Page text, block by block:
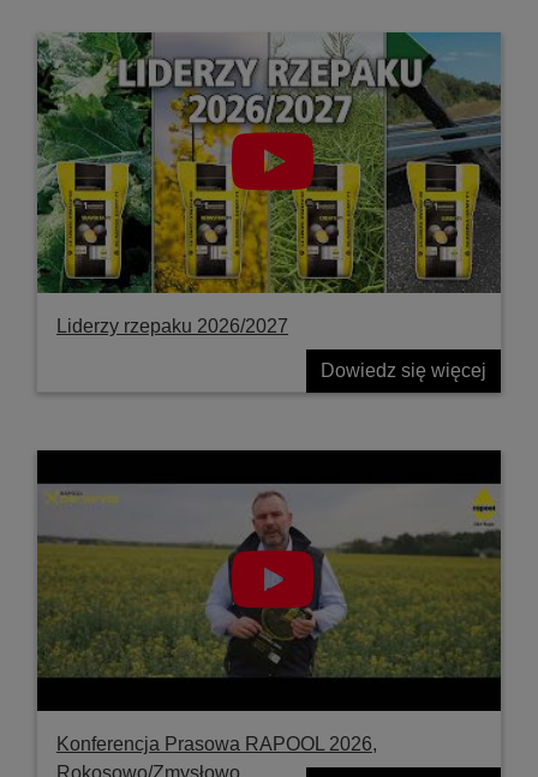
Liderzy rzepaku 2026/2027
Dowiedz się więcej
Konferencja Prasowa RAPOOL 2026,